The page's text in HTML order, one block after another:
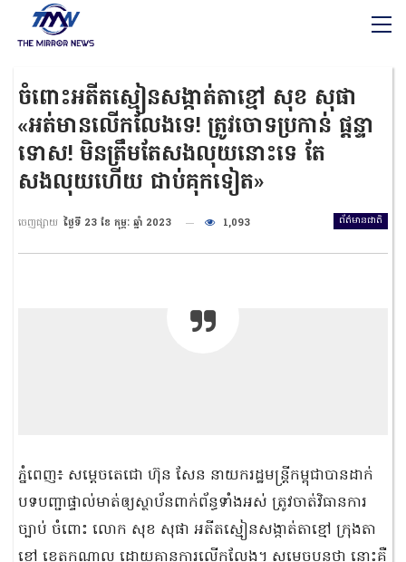
ចំពោះអតីតស្មៀន​សង្កាត់តាខ្មៅ​ សុខ សុផា
«អត់មានលើកលែងទេ! ត្រូវចោទប្រកាន់ ផ្ដន្ទា
ទោស! មិនត្រឹមតែសង​លុយ​នោះទេ តែ​
សងលុយហើយ ជាប់គុកទៀត»
ព័ត៌មានជាតិ
ចេញផ្សាយ ថ្ងៃទី 23 ខែ កុម្ភៈ ឆ្នាំ 2023 1,093
ភ្នំពេញ៖ សម្តេចតេជោ ហ៊ុន ​សែន នាយករដ្ឋមន្រ្តីកម្ពុជាបានដាក់
បទបញ្ជាផ្ទាល់មាត់​ឲ្យស្ថាប័នពាក់ព័ន្ធទាំងអស់ ត្រូវចាត់វិធានការ
ច្បាប់ ចំពោះ លោក សុខ សុផា អតីតស្មៀនសង្កាត់​តាខ្មៅ ក្រុងតា
ខ្មៅ ខេត្តកណ្តាល​ ដោយគ្មានការលើកលែង។ សម្ដេចបន្តថា នោះគឺ